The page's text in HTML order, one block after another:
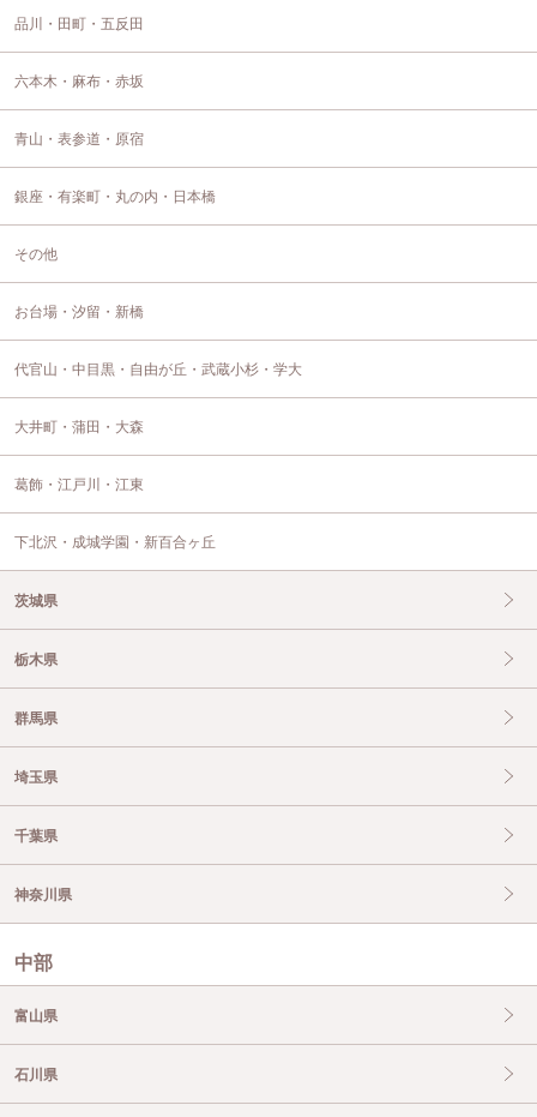
品川・田町・五反田
六本木・麻布・赤坂
青山・表参道・原宿
銀座・有楽町・丸の内・日本橋
その他
お台場・汐留・新橋
代官山・中目黒・自由が丘・武蔵小杉・学大
大井町・蒲田・大森
葛飾・江戸川・江東
下北沢・成城学園・新百合ヶ丘
茨城県
栃木県
群馬県
埼玉県
千葉県
神奈川県
中部
富山県
石川県